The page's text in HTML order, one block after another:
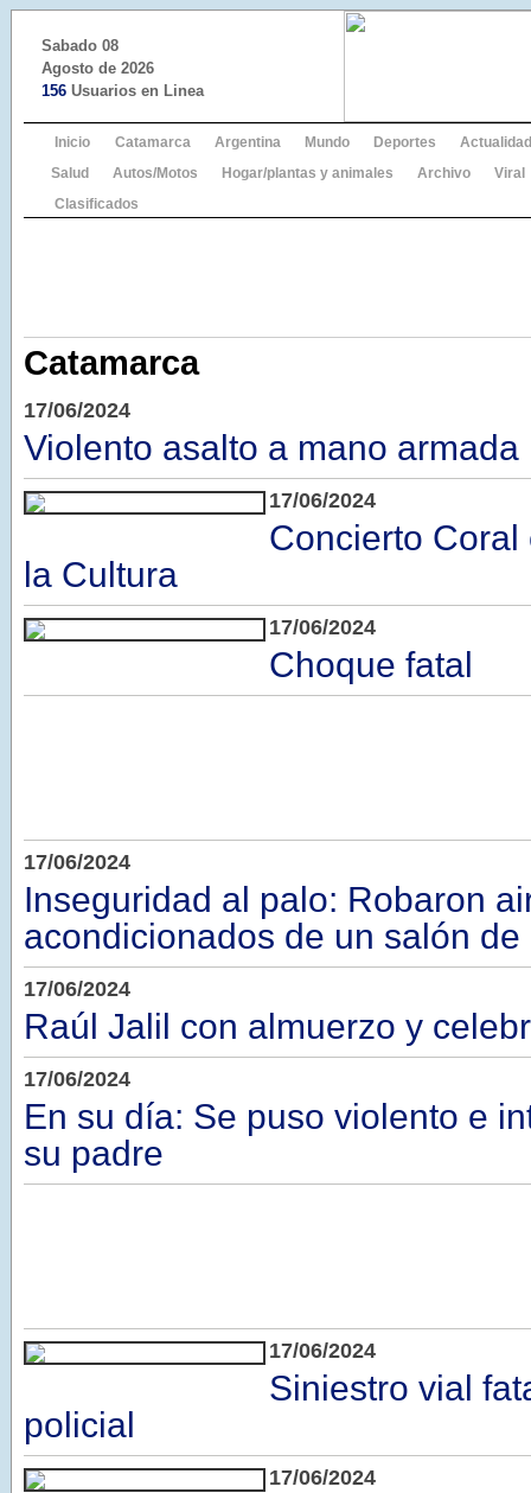
Sabado 08
Agosto de 2026
156 Usuarios en Linea
Inicio Catamarca Argentina Mundo Deportes
Actualidad
Salud
Autos/Motos Hogar/plantas y animales Archivo
Viral
Clasificados
Catamarca
17/06/2024
Violento asalto a mano armada
17/06/2024
Concierto
la Cultura
17/06/2024
Choque fatal
17/06/2024
Inseguridad al palo: Robaron
acondicionados de un salón de
17/06/2024
Raúl Jalil con almuerzo y
17/06/2024
En su día: Se puso violento e
su padre
17/06/2024
Siniestro vial
policial
17/06/2024